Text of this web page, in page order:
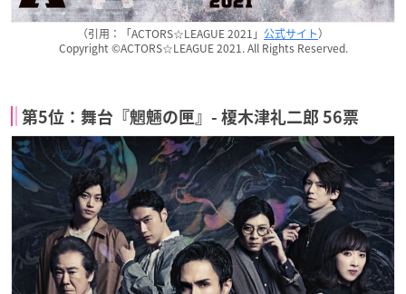
（引用：「ACTORS☆LEAGUE 2021」 公式サイト）
Copyright ©ACTORS☆LEAGUE 2021. All Rights Reserved.
第5位：舞台『魍魎の匣』- 榎木津礼二郎 56票